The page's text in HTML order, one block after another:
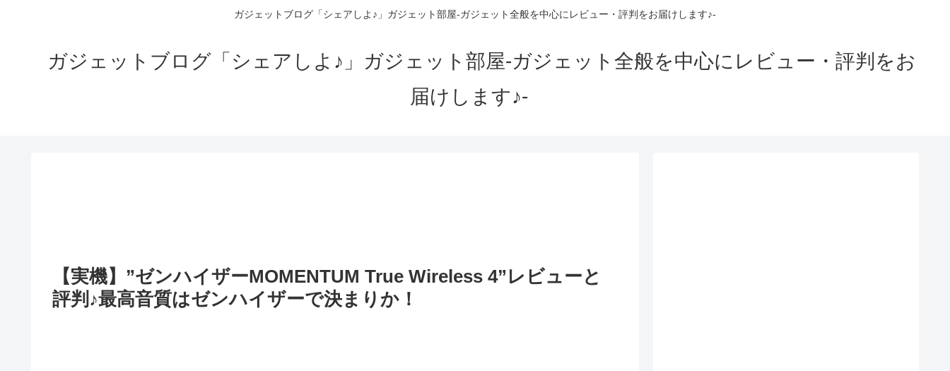
ガジェットブログ「シェアしよ♪」ガジェット部屋-ガジェット全般を中心にレビュー・評判をお届けします♪-
ガジェットブログ「シェアしよ♪」ガジェット部屋-ガジェット全般を中心にレビュー・評判をお
届けします♪-
【実機】”ゼンハイザーMOMENTUM True Wireless 4”レビューと
評判♪最高音質はゼンハイザーで決まりか！